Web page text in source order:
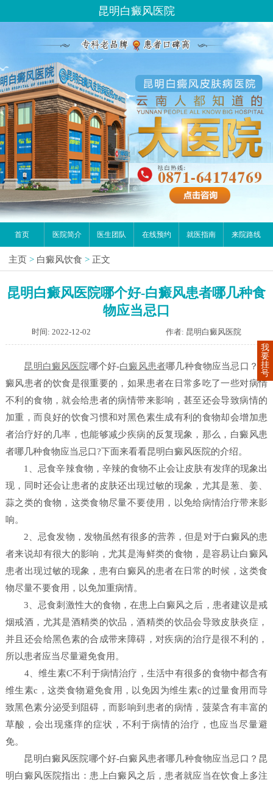
昆明白癜风医院
首页 医院简介 医生团队 在线预约 就医指南 来院路线
主页 > 白癜风饮食 > 正文
昆明白癜风医院哪个好-白癜风患者哪几种食
物应当忌口
时间: 2022-12-02 作者: 昆明白癜风医院
昆明白癜风医院哪个好-白癜风患者哪几种食物应当忌口？白
癜风患者的饮食是很重要的，如果患者在日常多吃了一些对病情
不利的食物，就会给患者的病情带来影响，甚至还会导致病情的
加重，而良好的饮食习惯和对黑色素生成有利的食物却会增加患
者治疗好的几率，也能够减少疾病的反复现象，那么，白癜风患
者哪几种食物应当忌口?下面来看看昆明白癜风医院的介绍。
1、忌食辛辣食物，辛辣的食物不止会让皮肤有发痒的现象出
现，同时还会让患者的皮肤还出现过敏的现象，尤其是葱、姜、
蒜之类的食物，这类食物尽量不要使用，以免给病情治疗带来影
响。
2、忌食发物，发物虽然有很多的营养，但是对于白癜风的患
者来说却有很大的影响，尤其是海鲜类的食物，是容易让白癜风
患者出现过敏的现象，患有白癜风的患者在日常的时候，这类食
物尽量不要食用，以免加重病情。
3、忌食刺激性大的食物，在患上白癜风之后，患者建议是戒
烟戒酒，尤其是酒精类的饮品，酒精类的饮品会导致皮肤炎症，
并且还会给黑色素的合成带来障碍，对疾病的治疗是很不利的，
所以患者应当尽量避免食用。
4、维生素C不利于病情治疗，生活中有很多的食物中都含有
维生素c，这类食物避免食用，以免因为维生素c的过量食用而导
致黑色素分泌受到阻碍，而影响到患者的病情，菠菜含有丰富的
草酸，会出现瘙痒的症状，不利于病情的治疗，也应当尽量避
免。
昆明白癜风医院哪个好-白癜风患者哪几种食物应当忌口？昆
明白癜风医院指出：患上白癜风之后，患者就应当在饮食上多注
我
要
挂
号